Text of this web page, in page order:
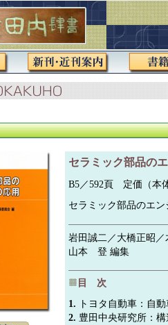
セラミック部品の
B5／592頁 定価（本
セラミック部品のエ
岩田誠二／大橋正昭
山本 登 編集
目 次
1. トヨタ自動車：自
2. 豊田中央研究所：